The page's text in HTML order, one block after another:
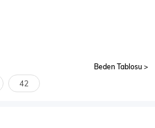
Beden Tablosu
42